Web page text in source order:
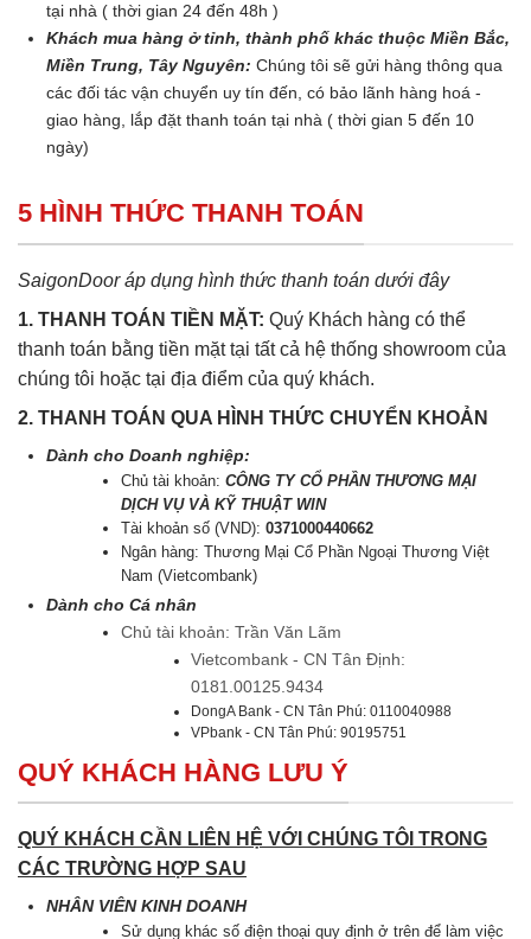
tại nhà ( thời gian 24 đến 48h )
Khách mua hàng ở tỉnh, thành phố khác thuộc Miền Bắc,
Miền Trung, Tây Nguyên: Chúng tôi sẽ gửi hàng thông qua
các đối tác vận chuyển uy tín đến, có bảo lãnh hàng hoá -
giao hàng, lắp đặt thanh toán tại nhà ( thời gian 5 đến 10
ngày)
5 HÌNH THỨC THANH TOÁN
SaigonDoor áp dụng hình thức thanh toán dưới đây
1. THANH TOÁN TIỀN MẶT: Quý Khách hàng có thể
thanh toán bằng tiền mặt tại tất cả hệ thống showroom của
chúng tôi hoặc tại địa điểm của quý khách.
2. THANH TOÁN QUA HÌNH THỨC CHUYỂN KHOẢN
Dành cho Doanh nghiệp:
Chủ tài khoản:CÔNG TY CỔ PHẦN THƯƠNG MẠI
DỊCH VỤ VÀ KỸ THUẬT WIN
Tài khoản số (VND):0371000440662
Ngân hàng: Thương Mại Cổ Phần Ngoại Thương Việt
Nam (Vietcombank)
Dành cho Cá nhân
Chủ tài khoản: Trần Văn Lãm
Vietcombank - CN Tân Định:
0181.00125.9434
DongA Bank - CN Tân Phú: 0110040988
VPbank - CN Tân Phú: 90195751
QUÝ KHÁCH HÀNG LƯU Ý
QUÝ KHÁCH CẦN LIÊN HỆ VỚI CHÚNG TÔI TRONG
CÁC TRƯỜNG HỢP SAU
NHÂN VIÊN KINH DOANH
Sử dụng khác số điện thoại quy định ở trên để làm việc